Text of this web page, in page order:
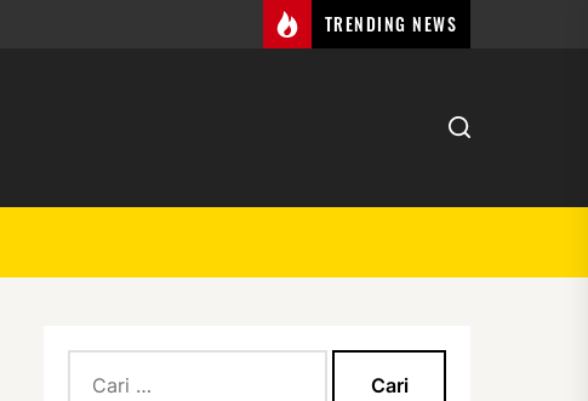
TRENDING NEWS
untuk: